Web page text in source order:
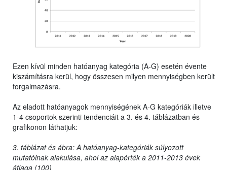
Ezen kívül minden hatóanyag kategória (A-G) esetén évente
kiszámításra kerül, hogy összesen milyen mennyiségben került
forgalmazásra.
Az eladott hatóanyagok mennyiségének A-G kategóriák illetve
1-4 csoportok szerinti tendenciáit a 3. és 4. táblázatban és
grafikonon láthatjuk:
3. táblázat és ábra: A hatóanyag-kategóriák súlyozott
mutatóinak alakulása, ahol az alapérték a 2011-2013 évek
átlaga (100)